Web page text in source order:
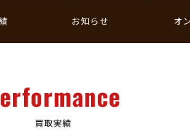
お知らせ オ
買取実績